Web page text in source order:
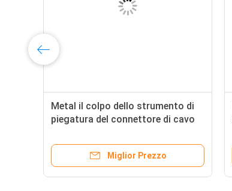
Metal il colpo dello strumento di
piegatura del connettore di cavo
dell'alimentazione laterale
Miglior Prezzo